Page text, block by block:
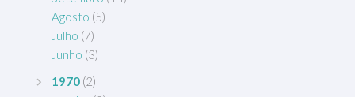
Agosto (5)
Julho (7)
Junho (3)
1970 (2)